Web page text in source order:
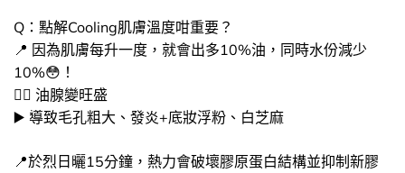
Q：點解Cooling肌膚溫度咁重要？
📍​ 因為肌膚每升一度，就會出多10%油，同時水份減少
10%😳​！
👉🏻 油腺變旺盛
▶️ 導致​毛孔粗大、發炎+底妝浮粉、白芝麻
📍​於烈日曬15分鐘，熱力會破壞膠原蛋白結構並抑制新膠